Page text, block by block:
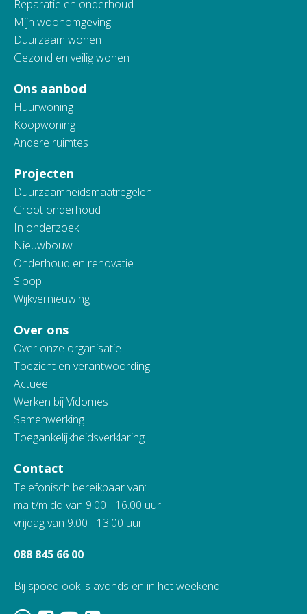
Reparatie en onderhoud
Mijn woonomgeving
Duurzaam wonen
Gezond en veilig wonen
Ons aanbod
Huurwoning
Koopwoning
Andere ruimtes
Projecten
Duurzaamheidsmaatregelen
Groot onderhoud
In onderzoek
Nieuwbouw
Onderhoud en renovatie
Sloop
Wijkvernieuwing
Over ons
Over onze organisatie
Toezicht en verantwoording
Actueel
Werken bij Vidomes
Samenwerking
Toegankelijkheidsverklaring
Contact
Telefonisch bereikbaar van:
ma t/m do van 9.00 - 16.00 uur
vrijdag van 9.00 - 13.00 uur
088 845 66 00
Bij spoed ook 's avonds en in het weekend.